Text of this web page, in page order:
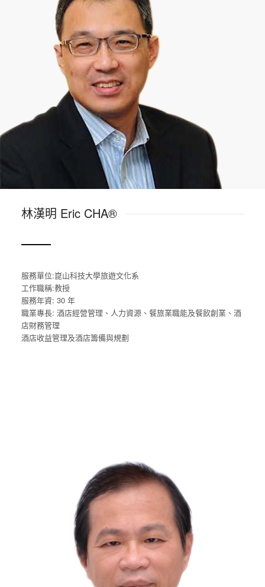
林漢明 Eric CHA®
服務單位:崑山科技大學旅遊文化系
工作職稱:教授
服務年資: 30 年
職業專長: 酒店經營管理、人力資源、餐旅業職能及餐飲創業、酒
店財務管理
酒店收益管理及酒店籌備與規劃